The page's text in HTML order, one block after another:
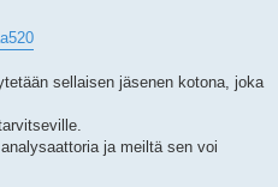
sellaisen jäsenen kotona, joka
ja meiltä sen voi